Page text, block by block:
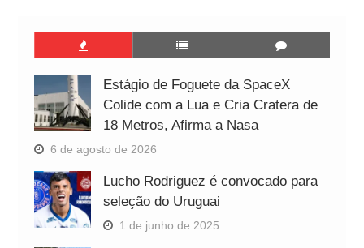
Estágio de Foguete da SpaceX
Colide com a Lua e Cria Cratera de
18 Metros, Afirma a Nasa
6 de agosto de 2026
Lucho Rodriguez é convocado para
seleção do Uruguai
1 de junho de 2025